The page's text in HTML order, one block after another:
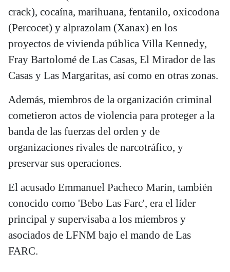
crack), cocaína, marihuana, fentanilo, oxicodona
(Percocet) y alprazolam (Xanax) en los
proyectos de vivienda pública Villa Kennedy,
Fray Bartolomé de Las Casas, El Mirador de las
Casas y Las Margaritas, así como en otras zonas.
Además, miembros de la organización criminal
cometieron actos de violencia para proteger a la
banda de las fuerzas del orden y de
organizaciones rivales de narcotráfico, y
preservar sus operaciones.
El acusado Emmanuel Pacheco Marín, también
conocido como 'Bebo Las Farc', era el líder
principal y supervisaba a los miembros y
asociados de LFNM bajo el mando de Las
FARC.